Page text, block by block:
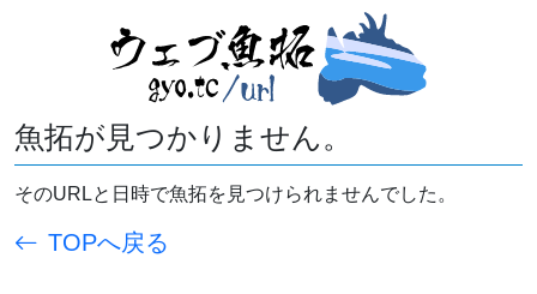
魚拓が見つかりません。
そのURLと日時で魚拓を見つけられませんでした。
TOPへ戻る